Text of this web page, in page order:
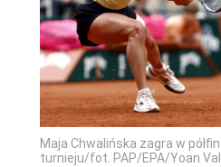
Maja Chwalińska zagra w
turnieju/fot. PAP/EPA/Yoan